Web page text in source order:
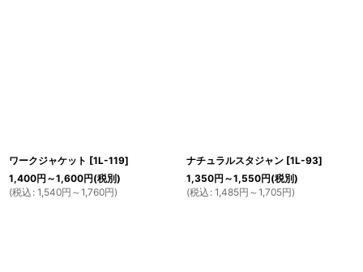
ワークジャケット [1L-119]
1,400円 ～1,600円(税別)
(税込 : 1,540円 ～1,760円)
ナチュラルスタジャン [1L-93]
1,350円 ～1,550円(税別)
(税込 : 1,485円 ～1,705円)